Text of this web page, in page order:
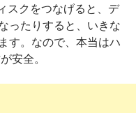
スクをつなげると、デ
ったりすると、いきな
す。なので、本当はハ
安全。